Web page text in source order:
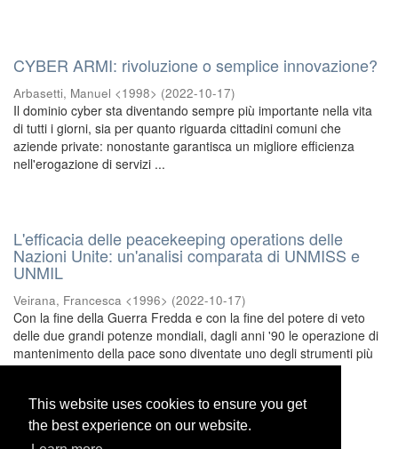
This website uses cookies to ensure you get
the best experience on our website.
This website uses cookies to ensure you get
the best experience on our website.
CYBER ARMI: rivoluzione o semplice innovazione?
Arbasetti, Manuel <1998> (2022-10-17)
Il dominio cyber sta diventando sempre più importante nella vita
di tutti i giorni, sia per quanto riguarda cittadini comuni che
aziende private: nonostante garantisca un migliore efficienza
nell'erogazione di servizi ...
L'efficacia delle peacekeeping operations delle
Nazioni Unite: un'analisi comparata di UNMISS e
UNMIL
Veirana, Francesca <1996> (2022-10-17)
Con la fine della Guerra Fredda e con la fine del potere di veto
delle due grandi potenze mondiali, dagli anni '90 le operazione di
mantenimento della pace sono diventate uno degli strumenti più
utilizzati in politica ...
1